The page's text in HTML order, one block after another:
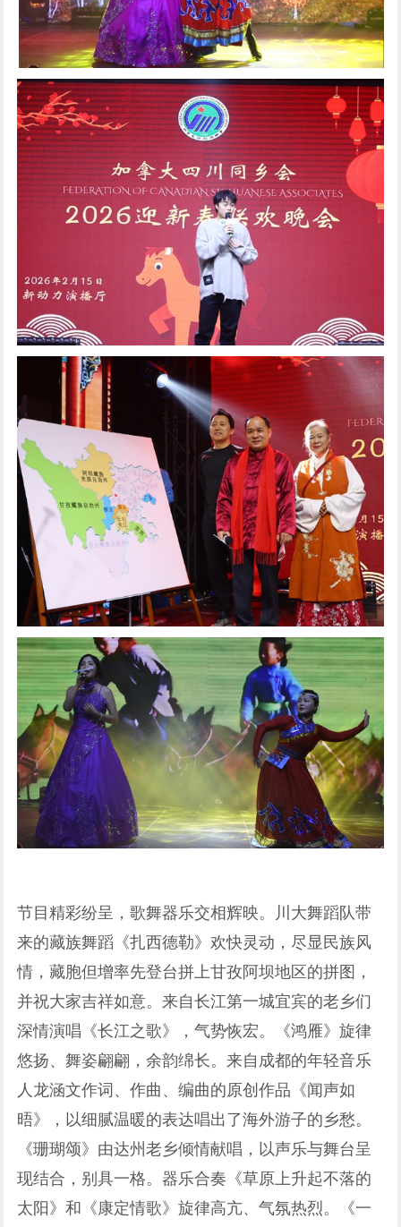
节目精彩纷呈，歌舞器乐交相辉映。川大舞蹈队带
来的藏族舞蹈《扎西德勒》欢快灵动，尽显民族风
情，藏胞但增率先登台拼上甘孜阿坝地区的拼图，
并祝大家吉祥如意。来自长江第一城宜宾的老乡们
深情演唱《长江之歌》，气势恢宏。《鸿雁》旋律
悠扬、舞姿翩翩，余韵绵长。来自成都的年轻音乐
人龙涵文作词、作曲、编曲的原创作品《闻声如
晤》，以细腻温暖的表达唱出了海外游子的乡愁。
《珊瑚颂》由达州老乡倾情献唱，以声乐与舞台呈
现结合，别具一格。器乐合奏《草原上升起不落的
太阳》和《康定情歌》旋律高亢、气氛热烈。《一